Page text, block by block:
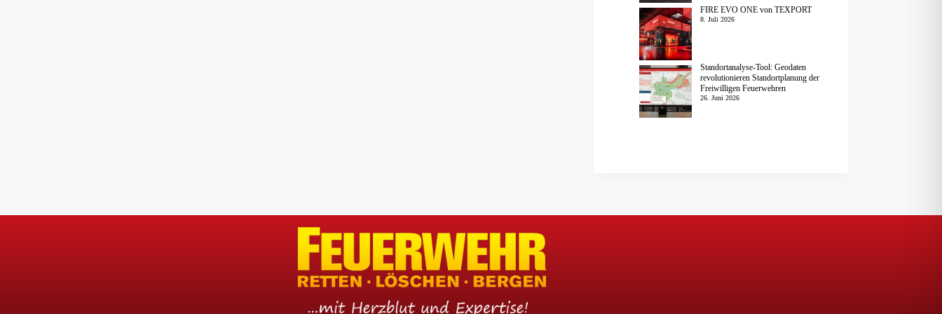
FIRE EVO ONE von TEXPORT
8. Juli 2026
Standortanalyse-Tool: Geodaten
revolutionieren Standortplanung der
Freiwilligen Feuerwehren
26. Juni 2026